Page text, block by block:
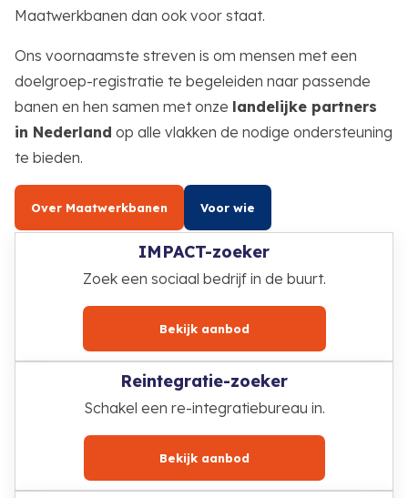
Maatwerkbanen dan ook voor staat.
Ons voornaamste streven is om mensen met een
doelgroep-registratie te begeleiden naar passende
banen en hen samen met onze landelijke partners
in Nederland op alle vlakken de nodige ondersteuning
te bieden.
Over Maatwerkbanen Voor wie
IMPACT-zoeker
Zoek een sociaal bedrijf in de buurt.
Bekijk aanbod
Reintegratie-zoeker
Schakel een re-integratiebureau in.
Bekijk aanbod